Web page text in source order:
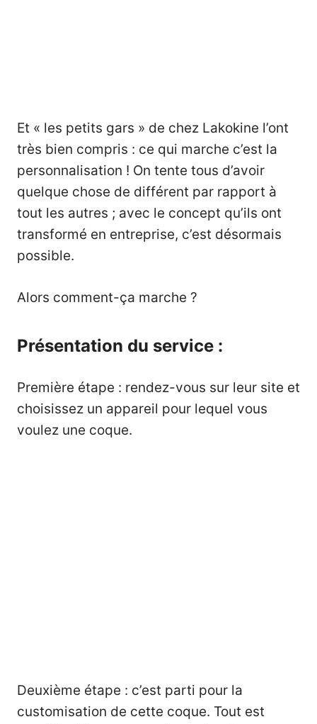
Et « les petits gars » de chez Lakokine l’ont
très bien compris : ce qui marche c’est la
personnalisation ! On tente tous d’avoir
quelque chose de différent par rapport à
tout les autres ; avec le concept qu’ils ont
transformé en entreprise, c’est désormais
possible.
Alors comment-ça marche ?
Présentation du service :
Première étape : rendez-vous sur leur site et
choisissez un appareil pour lequel vous
voulez une coque.
Deuxième étape : c’est parti pour la
customisation de cette coque. Tout est